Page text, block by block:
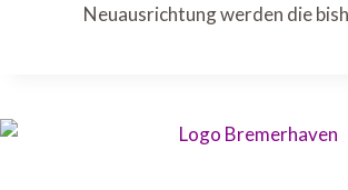
Neuausrichtung werden die